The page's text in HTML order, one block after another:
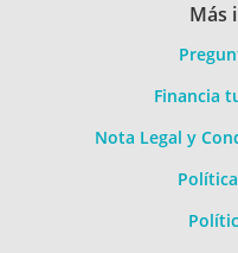
Más
Financia
Nota Legal y